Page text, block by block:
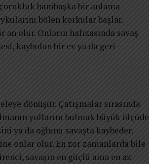
bambaşka bir anlama
bölen korkular başlar.
olur. Onların hafızasında savaş
kaybolan bir ev ya da geri
dönüşür. Çatışmalar sırasında
yollarını bulmak büyük ölçüde
ya da oğlunu savaşta kaybeder.
onlar olur. En zor zamanlarda bile
savaşın en güçlü ama en az